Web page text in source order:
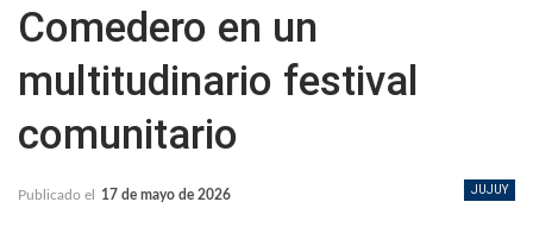
Comedero en un
multitudinario festival
comunitario
JUJUY
Publicado el 17 de mayo de 2026